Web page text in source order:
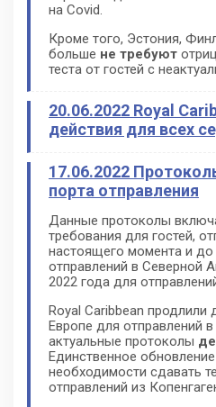
на Covid.
Кроме того, Эстония,
больше не требуют
теста от гостей с
20.06.2022 Royal
действия для всех
17.06.2022
порта отправления
Данные протоколы
требования для гостей,
настоящего момента и до
отправлений в Северной
2022 года для
Royal Caribbean продлили
Европе для отправлений
актуальные протоколы
Единственное
необходимости сдавать
отправлений из